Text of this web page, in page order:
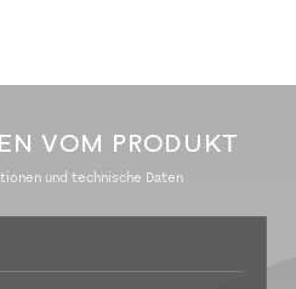
VOM PRODUKT
und technische Daten